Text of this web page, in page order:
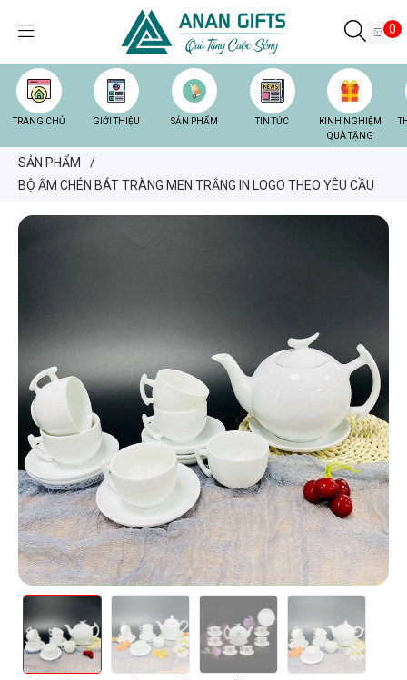
0
TRANG CHỦ GIỚI THIỆU SẢN PHẨM TIN TỨC
KINH NGHIỆM
QUÀ TẶNG
SẢN PHẨM
/
BỘ ẤM CHÉN BÁT TRÀNG MEN TRẮNG IN LOGO THEO YÊU CẦU